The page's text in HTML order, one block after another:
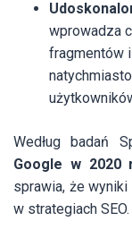
wprowadza
fragmentów
Według badań
Google w 2020
sprawia, że
w strategiach SEO.